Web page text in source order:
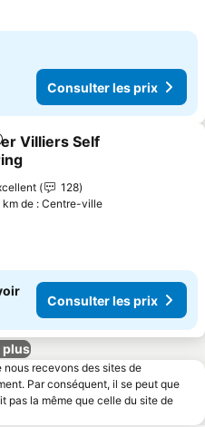
Consulter les prix
à mes favoris
Villiers Self
les prix
128
km de : Centre-ville
Consulter les prix
plus
recevons des sites de
Par conséquent, il se peut que
pas la même que celle du site de